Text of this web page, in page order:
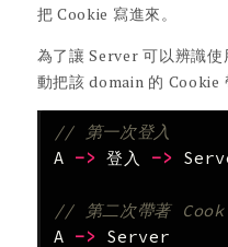
把 Cookie 寫進來。
為了讓 Server 可以辨識
動把該 domain 的 Cookie
// 第一次登入
A -> 登入 ->
// 第二次帶著
A -> Server